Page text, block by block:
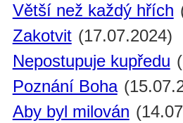
Větší než každý hřích
Zakotvit (17.07.2024)
Nepostupuje kupředu
Poznání Boha
Aby byl milován